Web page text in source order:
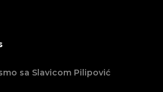
sa Slavicom Pilipović